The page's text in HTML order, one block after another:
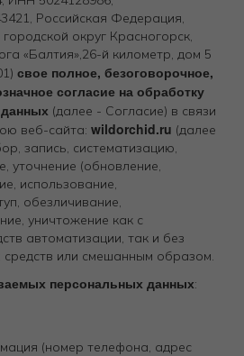
Российская Федерация,
округ Красногорск,
«Балтия»,26-й километр, дом 5
свое полное, безоговорочное,
согласие на обработку
(далее - Согласие) в связи
веб-сайта: wildorchid.ru (далее
запись, систематизацию,
уточнение (обновление,
использование,
обезличивание,
уничтожение как с
автоматизации, так и без
средств или смешанным образом.
персональных данных:
(номер телефона, адрес